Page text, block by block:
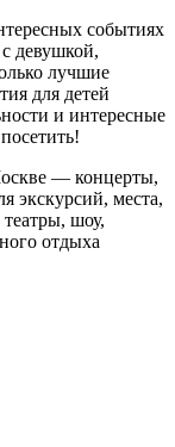
событиях
девушкой,
лучшие
для детей
и интересные
— концерты,
экскурсий, места,
шоу,
отдыха